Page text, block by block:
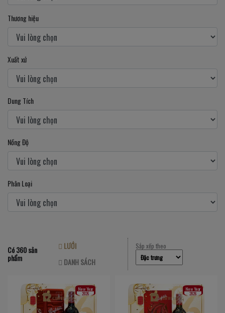
Thương hiệu
Xuất xứ
Dung Tích
Nồng Độ
Phân Loại
Có 360 sản
phẩm
LƯỚI
DANH SÁCH
Sắp xếp theo
New Year
2026
New Year
2026